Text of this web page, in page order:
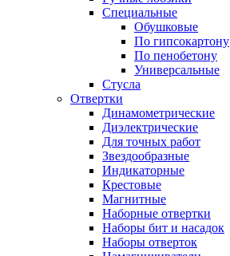
Специальные
Обушковые
По гипсокартону
По пенобетону
Универсальные
Стусла
Отвертки
Динамометрические
Диэлектрические
Для точных работ
Звездообразные
Индикаторные
Крестовые
Магнитные
Наборные отвертки
Наборы бит и насадок
Наборы отверток